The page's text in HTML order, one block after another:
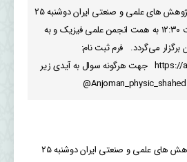
بازدید عمومی از سازمان پژوهش های علمی و صنعتی ایران دوشنبه 25
فروردین ماه 1404 ساعت ۱۲:۳۰ به همت انجمن علمی فیزیک و به
برگزار می‌گردد. فرم ثبت نام:
https://app.epoll.ir/58267775 جهت هرگونه سوال به آیدی زیر
بازدید عمومی از سازمان پژوهش های علمی و صنعتی ایران دوشنبه 25